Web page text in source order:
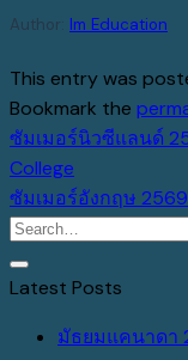
Author: Im Education
This entry was
Bookmark the
ซัมเมอร์นิวซีแลนด์
College
ซัมเมอร์อังกฤษ
Latest Posts
มัธยมแคนาดา